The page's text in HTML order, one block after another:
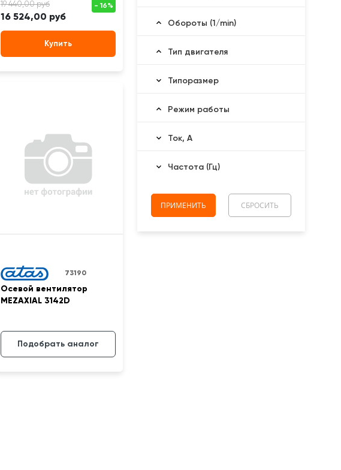
Обороты (1/min)
Тип двигателя
Типоразмер
Режим работы
Ток, А
Частота (Гц)
16 524,00 руб
Купить
73190
Осевой вентилятор
MEZAXIAL 3142D
Подобрать аналог